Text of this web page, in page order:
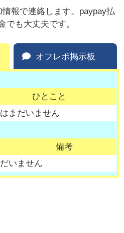
報で連絡します。paypay払
でも大丈夫です。
オフレポ掲示板
ひとこと
まだいません
備考
いません